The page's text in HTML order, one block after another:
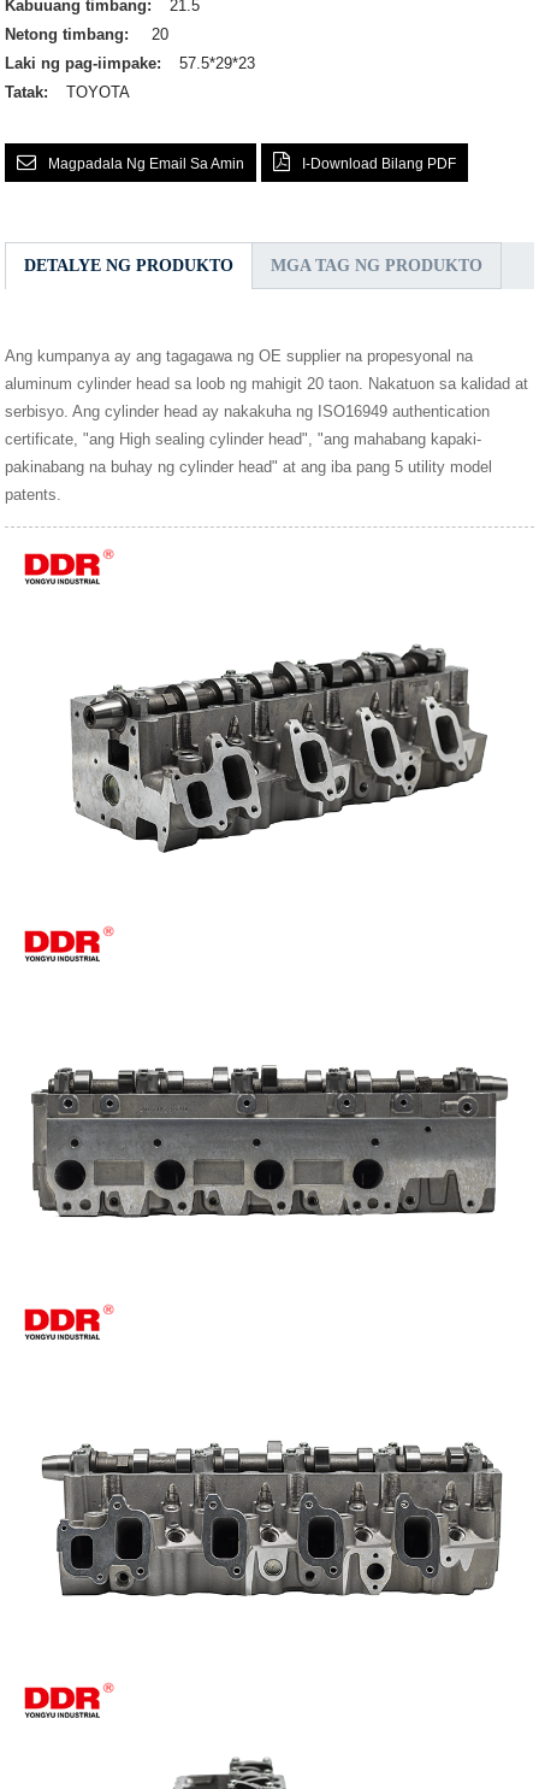
Kabuuang timbang:
21.5
Netong timbang:
20
Laki ng pag-iimpake:
57.5*29*23
Tatak:
TOYOTA
Magpadala Ng Email Sa Amin I-Download Bilang PDF
DETALYE NG PRODUKTO MGA TAG NG PRODUKTO
Ang kumpanya ay ang tagagawa ng OE supplier na propesyonal na
aluminum cylinder head sa loob ng mahigit 20 taon. Nakatuon sa kalidad at
serbisyo. Ang cylinder head ay nakakuha ng ISO16949 authentication
certificate, "ang High sealing cylinder head", "ang mahabang kapaki-
pakinabang na buhay ng cylinder head" at ang iba pang 5 utility model
patents.